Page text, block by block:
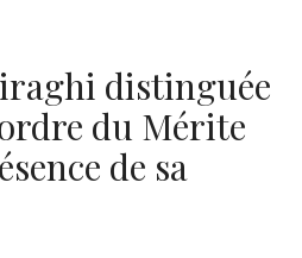
distinguée
du Mérite
de sa